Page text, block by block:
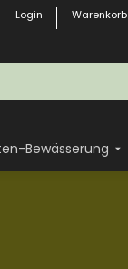
Login Warenkorb
Bewässerung